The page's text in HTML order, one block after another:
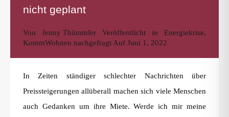
nicht geplant
Von Jenny Thümmler Veröffentlicht in Energiekrise,
KommWohnen nachgefragt Auf Juni 1, 2022
In Zeiten ständiger schlechter Nachrichten über
Preissteigerungen allüberall machen sich viele Menschen
auch Gedanken um ihre Miete. Werde ich mir meine